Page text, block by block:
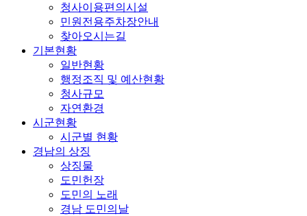
청사이용편의시설
민원전용주차장안내
찾아오시는길
기본현황
일반현황
행정조직 및 예산현황
청사규모
자연환경
시군현황
시군별 현황
경남의 상징
상징물
도민헌장
도민의 노래
경남 도민의날